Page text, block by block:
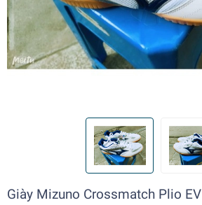
Giày Mizuno Crossmatch Plio EV